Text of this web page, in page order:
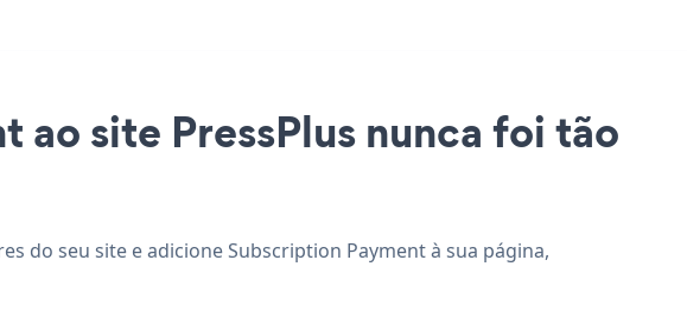
site PressPlus nunca foi tão
do seu site e adicione Subscription Payment à sua página,